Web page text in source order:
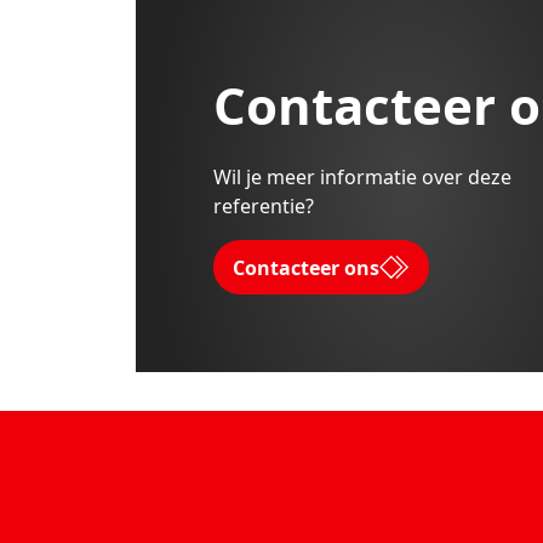
Contacteer
Wil je meer informatie over deze
referentie?
Contacteer ons